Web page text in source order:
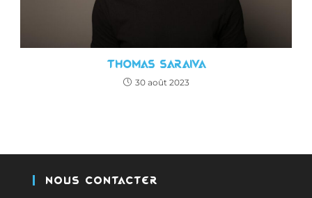
Thomas Saraiva
30 août 2023
Nous Contacter